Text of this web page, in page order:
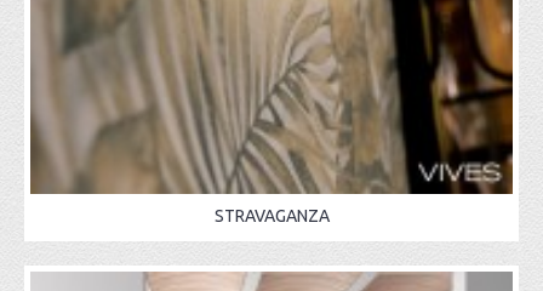
STRAVAGANZA